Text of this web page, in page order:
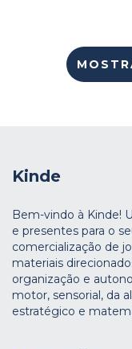
Kinde
Bem-vindo à Kinde!
e presentes para o
comercialização de
materiais
organização e
motor, sensorial, da
estratégico e